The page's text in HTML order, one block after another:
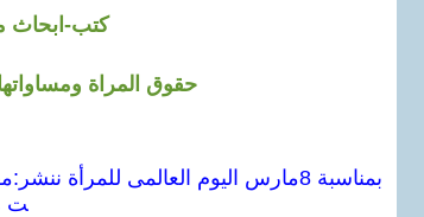
كتب-ابحاث
حقوق المراة
ت